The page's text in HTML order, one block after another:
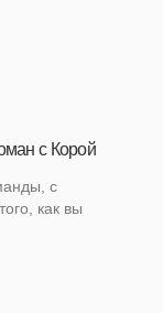
с Корой
с
как вы